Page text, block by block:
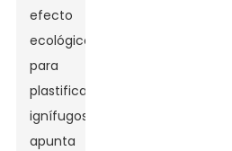
efecto
ecológico
para
plastificantes
ignífugos
apunta